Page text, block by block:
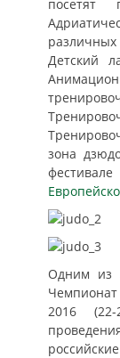
посетят
Детский
зона
Одним из
2016